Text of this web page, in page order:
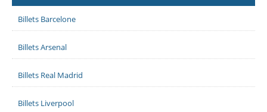
Billets Barcelone
Billets Arsenal
Billets Real Madrid
Billets Liverpool